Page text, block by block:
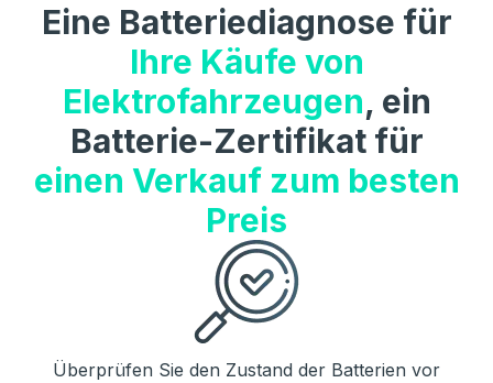
Eine Batteriediagnose für
Ihre Käufe von
Elektrofahrzeugen, ein
Batterie-Zertifikat für
einen Verkauf zum besten
Preis
Überprüfen Sie den Zustand der Batterien vor